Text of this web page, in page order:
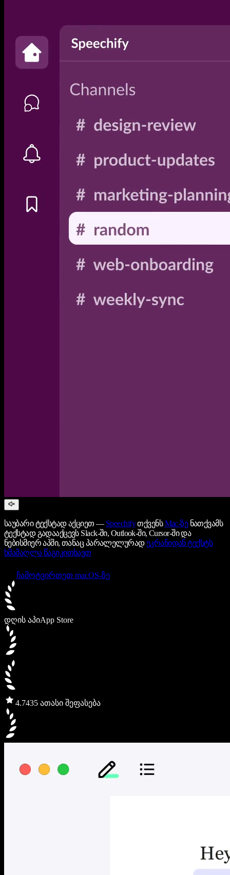
საუბარი ტექსტად აქციეთ — SpeechifyთქვენსMac-ზენათქვამს
ტექსტად გადააქცევს Slack-ში, Outlook-ში, Cursor-ში და
ნებისმიერ აპში, თანაც პარალელურად ეკრანიდან ტექსტს
ხმამაღლა წაგიკითხავთ
ჩამოტვირთეთ macOS-ზე
დღის აპიApp Store
4.7435 ათასი შეფასება